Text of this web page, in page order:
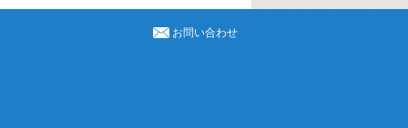
お問い合わせ